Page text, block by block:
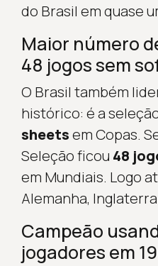
do Brasil em quase
Maior número
48 jogos sem
O Brasil também
histórico: é a
sheetsem Copas.
Seleção ficou 48
em Mundiais. Logo
Alemanha,
Campeão
jogadores em